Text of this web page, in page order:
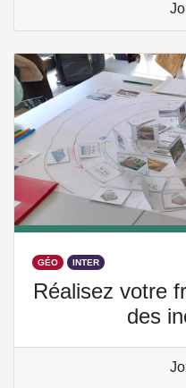
GÉO INTER
Réalisez votre
des